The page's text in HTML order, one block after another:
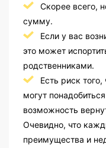
Скорее всего,
сумму.
Если у вас
это может
родственниками.
Есть риск
могут
возможность
Очевидно, что
преимущества и